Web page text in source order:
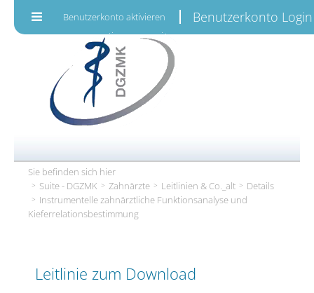
Benutzerkonto aktivieren Benutzerkonto Login
Sie befinden sich hier
Suite - DGZMK
Zahnärzte Leitlinien & Co._alt
Details
Instrumentelle zahnärztliche Funktionsanalyse und
Kieferrelationsbestimmung
Leitlinie zum Download